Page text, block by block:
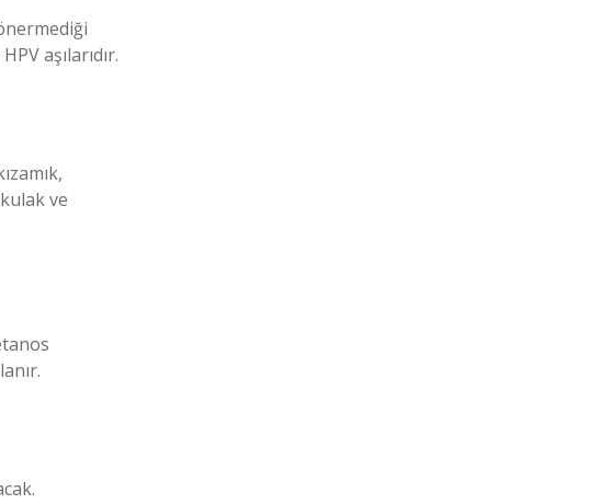
aşılarıdır.
ve